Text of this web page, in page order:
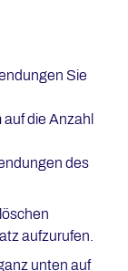
Sie
auf die Anzahl
des
aufzurufen.
unten auf